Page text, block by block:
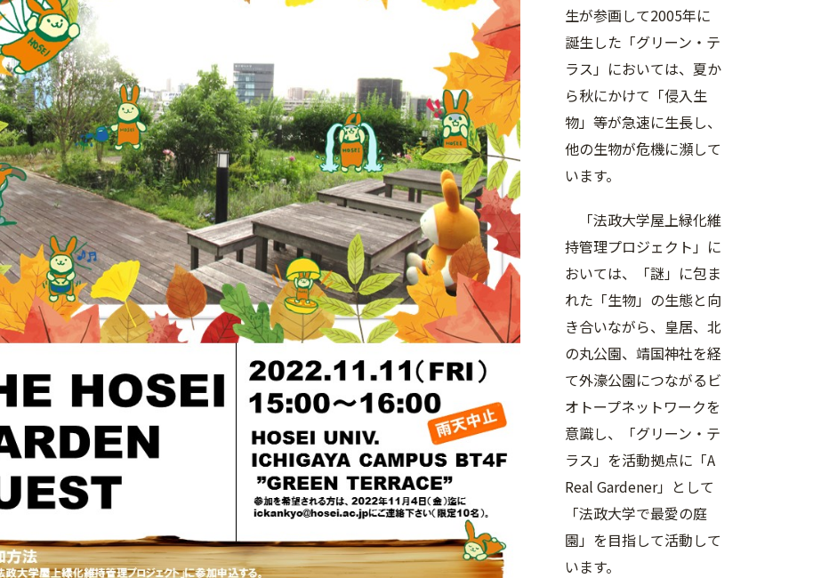
生が参画して2005年に
誕生した「グリーン・テ
ラス」においては、夏か
ら秋にかけて「侵入生
物」等が急速に生長し、
他の生物が危機に瀕して
います。
「法政大学屋上緑化維
持管理プロジェクト」に
おいては、「謎」に包ま
れた「生物」の生態と向
き合いながら、皇居、北
の丸公園、靖国神社を経
て外濠公園につながるビ
オトープネットワークを
意識し、「グリーン・テ
ラス」を活動拠点に「A
Real Gardener」として
「法政大学で最愛の庭
園」を目指して活動して
います。